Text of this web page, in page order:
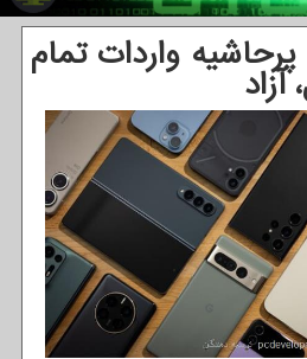
واردات تمام